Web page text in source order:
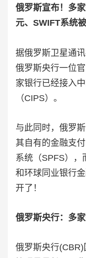
俄罗斯宣布！多
元、SWIFT系统被
据俄罗斯卫星通
俄罗斯央行一位
家银行已经接入
（CIPS）。
与此同时，俄罗
其自有的金融支
系统（SPFS），
和环球同业银行
开了！
俄罗斯央行：多
俄罗斯央行